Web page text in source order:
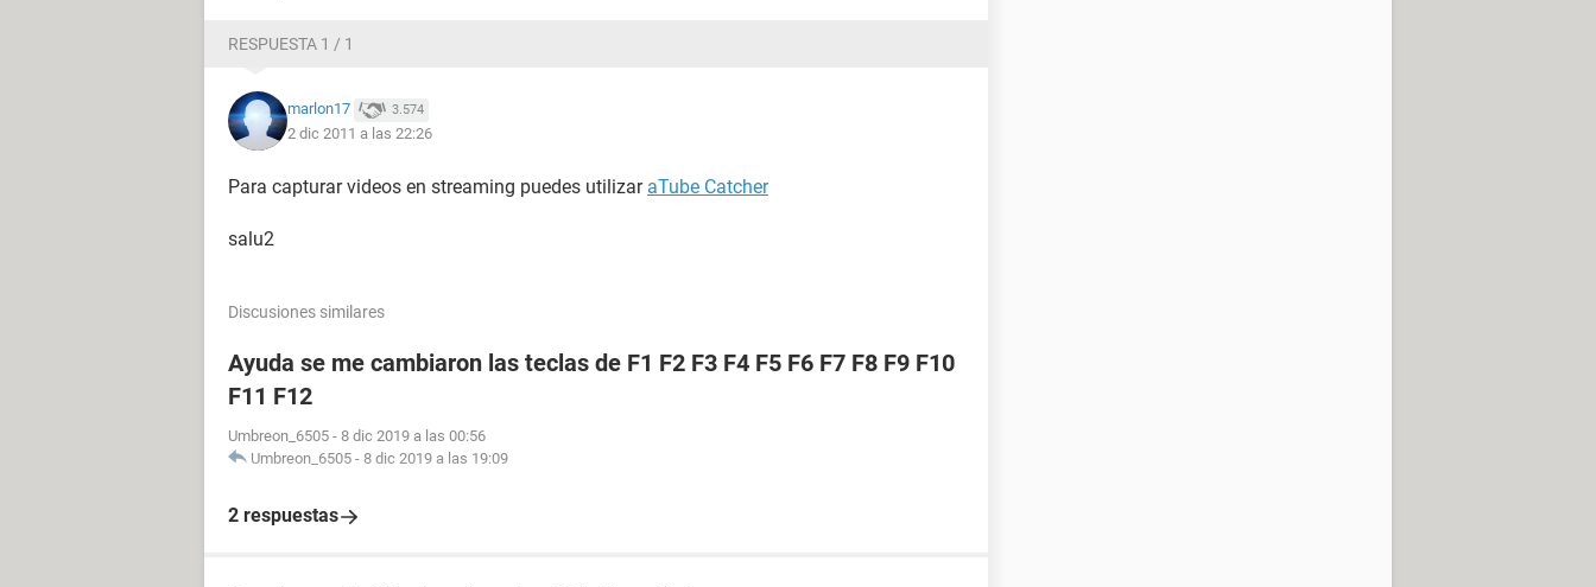
RESPUESTA 1 / 1
marlon17 3.574
2 dic 2011 a las 22:26
Para capturar videos en streaming puedes utilizar aTube Catcher
salu2
Discusiones similares
Ayuda se me cambiaron las teclas de F1 F2 F3 F4 F5 F6 F7 F8 F9 F10
F11 F12
Umbreon_6505 - 8 dic 2019 a las 00:56
Umbreon_6505 - 8 dic 2019 a las 19:09
2 respuestas